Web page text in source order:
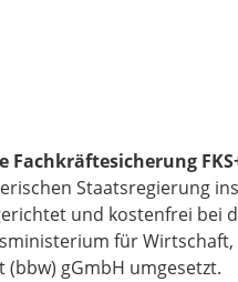
Fachkräftesicherung
Staatsregierung
und kostenfrei
für
gGmbH umgesetzt.